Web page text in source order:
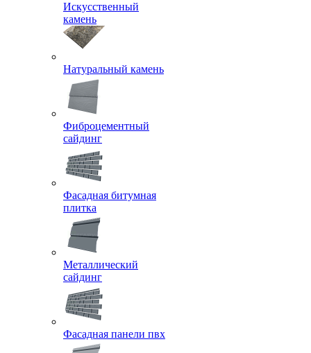
Искусственный
камень
Натуральный камень
Фиброцементный
сайдинг
Фасадная битумная
плитка
Металлический
сайдинг
Фасадная панели пвх